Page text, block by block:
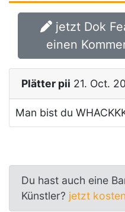
jetzt Dok
einen
Plätter pii 21. Oct.
Man bist du
Du hast auch eine
Künstler? jetzt